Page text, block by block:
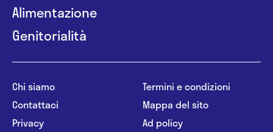
Alimentazione
Genitorialità
Chi siamo
Contattaci
Privacy
Termini e condizioni
Mappa del sito
Ad policy